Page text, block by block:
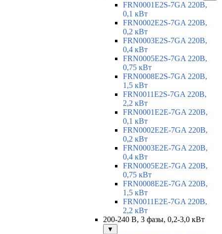
FRN0001E2S-7GA 220В,
0,1 кВт
FRN0002E2S-7GA 220В,
0,2 кВт
FRN0003E2S-7GA 220В,
0,4 кВт
FRN0005E2S-7GA 220В,
0,75 кВт
FRN0008E2S-7GA 220В,
1,5 кВт
FRN0011E2S-7GA 220В,
2,2 кВт
FRN0001E2E-7GA 220В,
0,1 кВт
FRN0002E2E-7GA 220В,
0,2 кВт
FRN0003E2E-7GA 220В,
0,4 кВт
FRN0005E2E-7GA 220В,
0,75 кВт
FRN0008E2E-7GA 220В,
1,5 кВт
FRN0011E2E-7GA 220В,
2,2 кВт
200-240 В, 3 фазы, 0,2-3,0 кВт
▼